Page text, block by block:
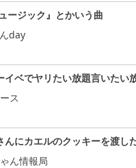
ージック』とかいう曲
day
ベでヤリたい放題言いたい
ス
んにカエルのクッキーを渡
ん情報局